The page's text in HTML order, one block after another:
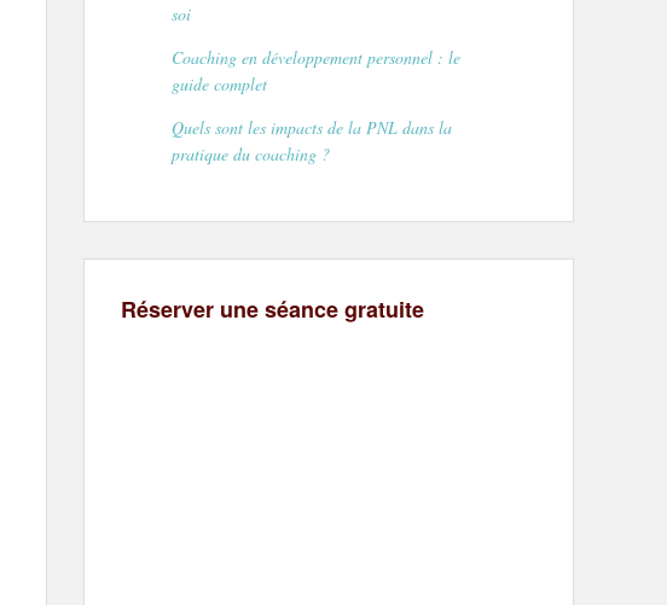
soi
Coaching en développement personnel : le
guide complet
Quels sont les impacts de la PNL dans la
pratique du coaching ?
Réserver une séance gratuite